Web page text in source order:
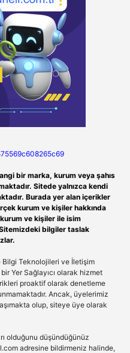
bir marka, kurum veya şahıs
Sitede yalnızca kendi
Burada yer alan içerikler
kurum ve kişiler hakkında
ve kişiler ile isim
bilgiler taslak
Bilgi Teknolojileri ve İletişim
Yer Sağlayıcı olarak hizmet
proaktif olarak denetleme
Ancak, üyelerimiz
olup, siteye üye olarak
olduğunu düşündüğünüz
adresine bildirmeniz halinde,